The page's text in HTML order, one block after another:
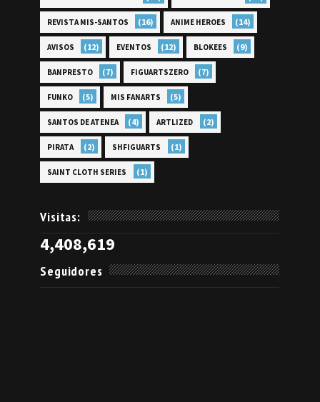
REVISTA MIS-SANTOS (16) ANIME HEROES (14)
AVISOS (12) EVENTOS (12) BLOKEES (9)
BANPRESTO (7) FIGUARTSZERO (7)
FUNKO (5) MIS FANARTS (5)
SANTOS DE ATENEA (4) ARTLIZED (2)
PIRATA (2) SHFIGUARTS (1)
SAINT CLOTH SERIES (1)
Visitas:
4,408,619
Seguidores